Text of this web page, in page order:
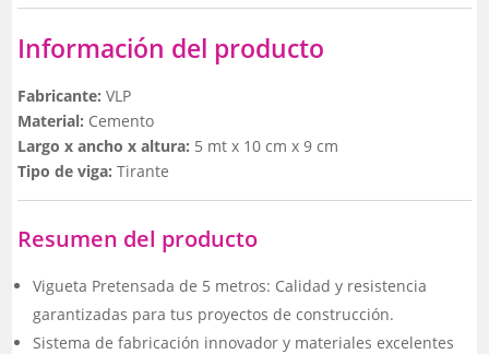
Información del producto
Fabricante: VLP
Material: Cemento
Largo x ancho x altura: 5 mt x 10 cm x 9 cm
Tipo de viga: Tirante
Resumen del producto
Vigueta Pretensada de 5 metros: Calidad y resistencia
garantizadas para tus proyectos de construcción.
Sistema de fabricación innovador y materiales excelentes